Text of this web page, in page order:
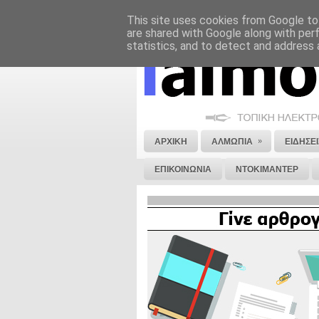
ΝΟΜΙΚΗ ΣΗΜΕΙΩΣΗ ΔΙΑΦΗΜΙΣΗ
ΑΡΧΙΚΗ ΑΛΜΩΠΙΑ »
ΕΠΙΚΟΙΝΩΝΙΑ ΝΤΟΚΙΜΑΝΤΕΡ
This site uses cookies from Google
are shared with Google along with
statistics, and to detect and address